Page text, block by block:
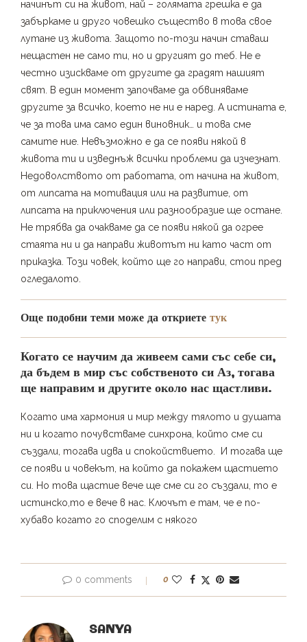
начинът си на живот, най – голямата грешка е да
забъркаме и друго човешко същество в това свое
лутане из живота. Защото по-този начин ставаш
нещастен не само ти, но и другият до теб. Не е
честно изискваме от другите да градят нашият
свят. В един момент започваме да обвиняваме
другите за всичко, което не ни е наред. А истината е,
че за това има само един виновник… и това сме
самите ние. Невъзможно е да се появи някой в
живота ти и изведнъж всички проблеми да изчезнат.
Недоволството от работата, от начина на живот,
от липсата на мотивация или на развитие, от
липсата на приключения или разнообразие ще остане.
Не трябва да очакваме да се появи някой да огрее
стаята ни и да направи животът ни като част от
приказка. Този човек, който ще го направи, стои пред
огледалото.
Още подобни теми може да откриете тук
Когато се научим да живеем сами със себе си,
да бъдем в мир със собственото си Аз, тогава
ще направим и другите около нас щастливи.
Когато има хармония и мир между тялото и душата
ни и когато почувстваме синхрона, който сме си
създали, тогава идва и спокойствието. И тогава ще
се появи и човекът, на който да покажем щастието
си. Но това щастие вече ще сме си го създали, то е
истинско,то е вече в нас. Ключът е там, че е по-
хубаво когато го споделим с някого
0 comments 0
SANYA